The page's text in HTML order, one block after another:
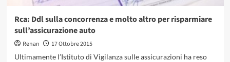
Rca: Ddl sulla concorrenza e molto altro per risparmiare
sull’assicurazione auto
Renan
17 Ottobre 2015
Ultimamente l’Istituto di Vigilanza sulle assicurazioni ha reso